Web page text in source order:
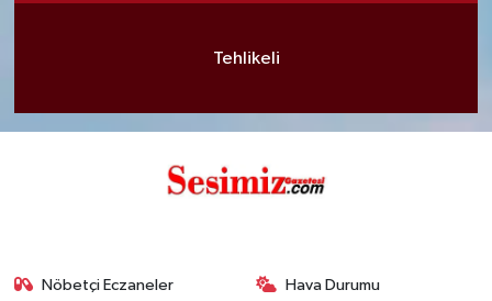
Tehlikeli
Nöbetçi Eczaneler Hava Durumu